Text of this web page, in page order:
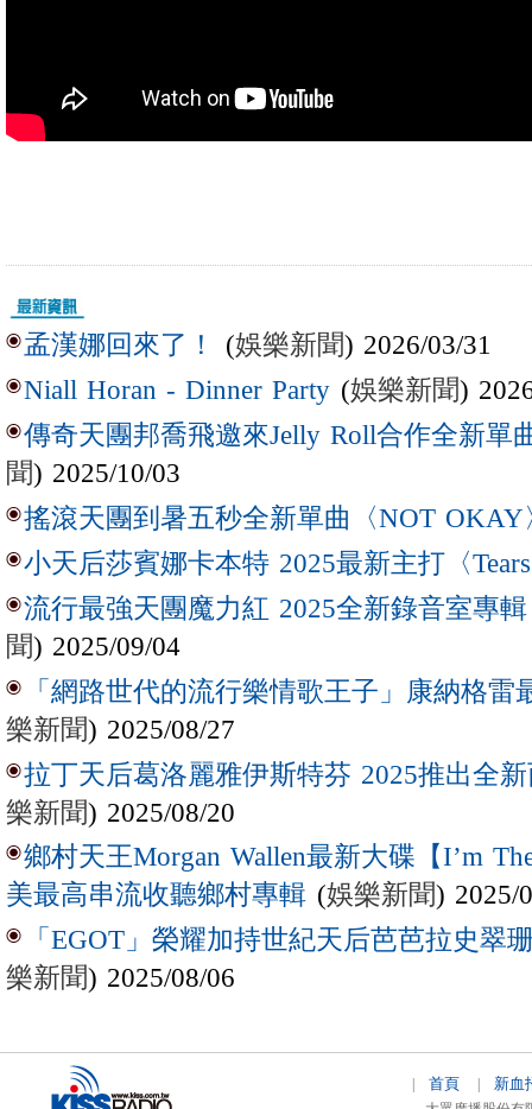
孟漢娜回來了！ (娛樂新聞) 2026/03/31
Niall Horan - Dinner Party (娛樂新聞)
傳奇天團邦喬飛邀來Jelly Roll合作全新單
聞) 2025/10/03
搖滾天團到暑五秒全新單曲〈NOT OKAY
小天后莎賓娜卡本特 2025最新主打〈
流行最強天團魔力紅 2025全新錄音室專
聞) 2025/09/04
「網路世代的流行樂情歌王子」康納格雷
樂新聞) 2025/08/27
拉丁天后葛洛麗雅伊斯特芬 2025推出全新
樂新聞) 2025/08/20
鄉村天王Morgan Wallen最新大碟【I’m
美最高串流收聽鄉村專輯 (娛樂新聞) 2025/
「EGOT」榮耀加持世紀天后芭芭拉史翠
樂新聞) 2025/08/06
首頁 新血